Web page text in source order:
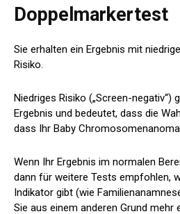
Doppelmarkertest
Sie erhalten ein Ergebnis mit
Risiko.
Niedriges Risiko („Screen-negativ“)
Ergebnis und bedeutet, dass die
dass Ihr Baby
Wenn Ihr Ergebnis im normalen
dann für weitere Tests empfohlen,
Indikator gibt (wie
Sie aus einem anderen Grund mehr